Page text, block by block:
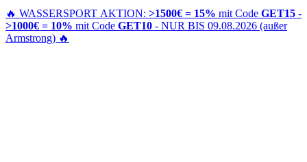
🔥 WASSERSPORT AKTION: >1500€ = 15% mit Code GET15 -
>1000€ = 10% mit Code GET10 - NUR BIS 09.08.2026 (außer
Armstrong) 🔥